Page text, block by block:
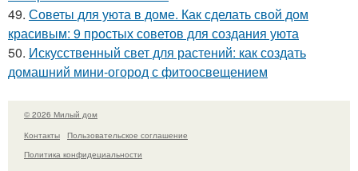
49. Советы для уюта в доме. Как сделать свой дом
красивым: 9 простых советов для создания уюта
50. Искусственный свет для растений: как создать
домашний мини-огород с фитоосвещением
© 2026 Милый дом
Контакты
Пользовательское соглашение
Политика конфидециальности